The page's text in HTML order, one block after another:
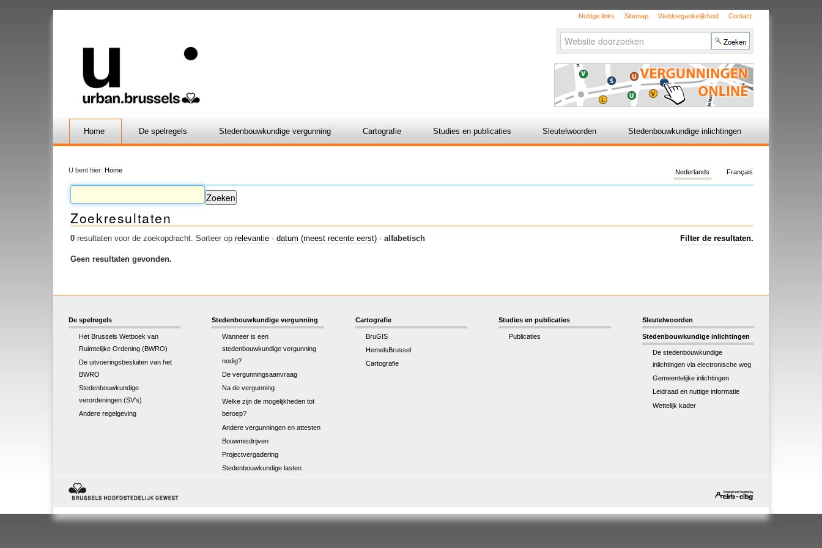
Nuttige links Sitemap Webtoegankelijkheid Contact
Zoek
zoeken...
Home De spelregels Stedenbouwkundige vergunning Cartografie Studies en publicaties Sleutelwoorden Stedenbouwkundige inlichtingen
U bent hier: Home Français
Nederlands
Zoekresultaten
0 resultaten voor de zoekopdracht. Filter de resultaten.
Sorteer op relevantie · datum (meest recente eerst) · alfabetisch
Geen resultaten gevonden.
De spelregels
Het Brussels Wetboek van
Ruimtelijke Ordening (BWRO)
De uitvoeringsbesluiten van het
BWRO
Stedenbouwkundige
verordeningen (SV's)
Andere regelgeving
Stedenbouwkundige vergunning
Wanneer is een
stedenbouwkundige vergunning
nodig?
De vergunningsaanvraag
Na de vergunning
Welke zijn de mogelijkheden tot
beroep?
Andere vergunningen en attesten
Bouwmisdrijven
Projectvergadering
Stedenbouwkundige lasten
Cartografie
BruGIS
HemelsBrussel
Cartografie
Studies en publicaties
Publicaties
Sleutelwoorden
Stedenbouwkundige inlichtingen
De stedenbouwkundige
inlichtingen via electronische weg
Gemeentelijke inlichtingen
Leidraad en nuttige informatie
Wettelijk kader